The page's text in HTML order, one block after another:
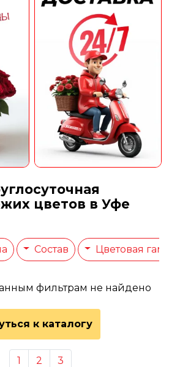
цветов в Уфе
Состав Цветовая
фильтрам не найдено
к каталогу
1 2 3